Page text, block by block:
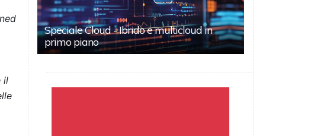
il
Speciale Cloud - Ibrido e multicloud in
primo piano